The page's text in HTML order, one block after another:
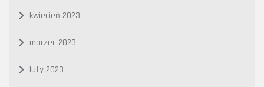
kwiecień 2023
marzec 2023
luty 2023